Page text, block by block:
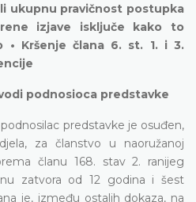
ukupnu pravičnost postupka
izjave isključe kako to
• Kršenje člana 6. st. 1. i 3.
podnosioca predstavke
predstavke je osuđen,
za članstvo u naoružanoj
članu 168. stav 2. ranijeg
zatvora od 12 godina i šest
je, između ostalih dokaza, na